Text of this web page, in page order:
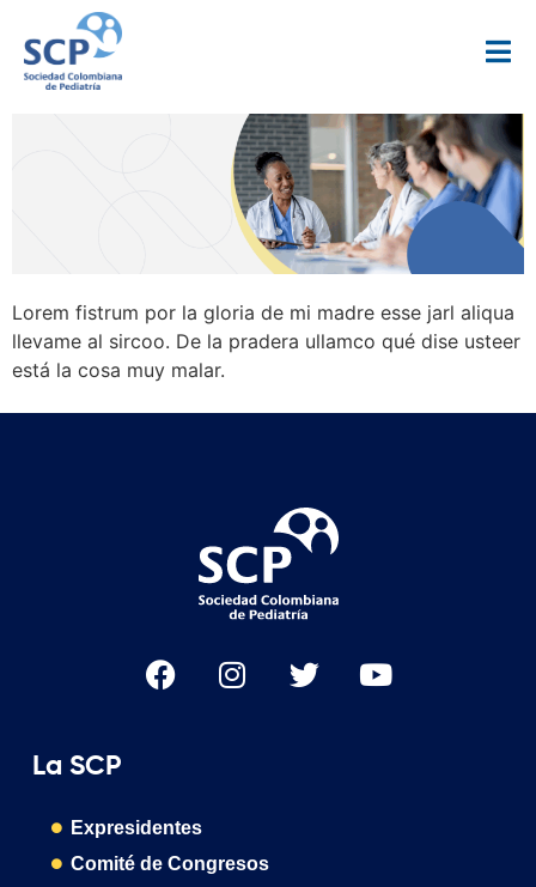
Lorem fistrum por la gloria de mi madre esse jarl aliqua
llevame al sircoo. De la pradera ullamco qué dise usteer
está la cosa muy malar.
La SCP
Expresidentes
Comité de Congresos